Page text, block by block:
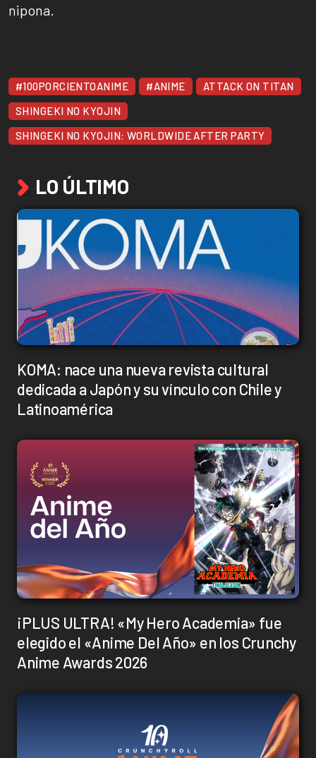
nipona.
#100PORCIENTOANIME #ANIME
ATTACK ON TITAN
SHINGEKI NO KYOJIN
SHINGEKI NO KYOJIN: WORLDWIDE AFTER PARTY
LO ÚLTIMO
KOMA: nace una nueva revista cultural
dedicada a Japón y su vínculo con Chile y
Latinoamérica
¡PLUS ULTRA! «My Hero Academia» fue
elegido el «Anime Del Año» en los Crunchy
Anime Awards 2026